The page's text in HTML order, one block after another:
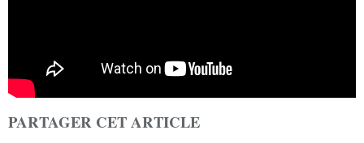
PARTAGER CET ARTICLE